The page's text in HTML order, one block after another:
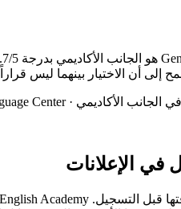
في الإعلانات